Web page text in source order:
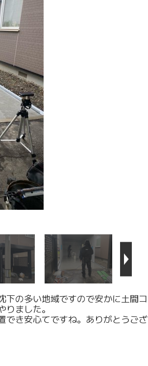
下の多い地域ですので安かに土間コ
ました。
でき安心てですね。ありがとうござ